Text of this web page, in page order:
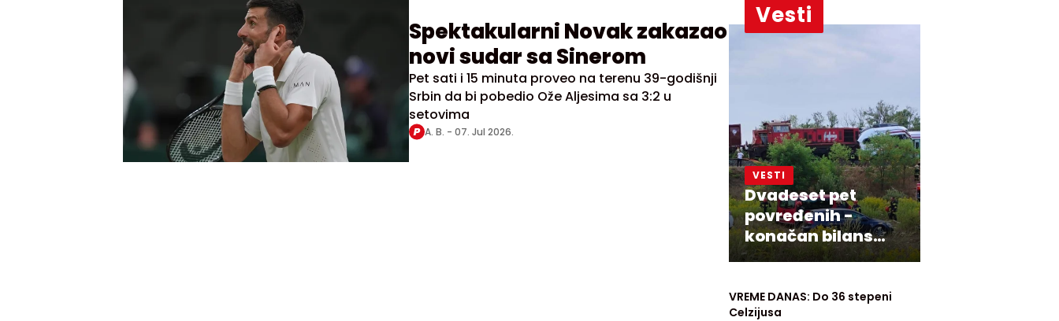
Spektakularni Novak zakazao
novi sudar sa Sinerom
Pet sati i 15 minuta proveo na terenu 39-godišnji
Srbin da bi pobedio Ože Aljesima sa 3:2 u
setovima
A. B. - 07. Jul 2026.
Vesti
VESTI
Dvadeset pet
povređenih -
konačan bilans
nesreće u
VREME DANAS: Do 36 stepeni
Celzijusa